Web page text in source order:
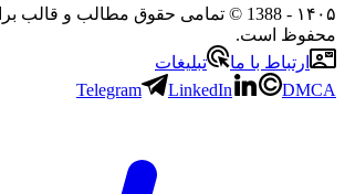
- 1388 © تمامی حقوق مطالب و قالب برای
است.
ارتباط با ما
تبلیغات
Telegram
LinkedIn